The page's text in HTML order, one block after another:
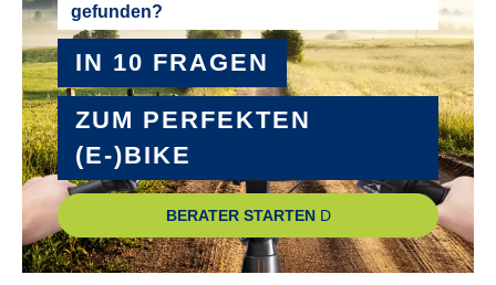
Mittelmotor
MOTOR-LEISTUNG :
90 Nm
MOTOR-TYP :
Bosch Performance Line PX smart System
MOTOR-UNTERSTÜTZUNG :
gefunden?
IN 10 FRAGEN
ZUM PERFEKTEN
(E-)BIKE
BERATER STARTEN